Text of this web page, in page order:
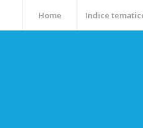
Home Indice